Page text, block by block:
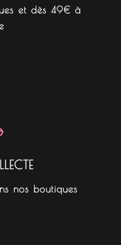
et dès 49€ à
nos boutiques